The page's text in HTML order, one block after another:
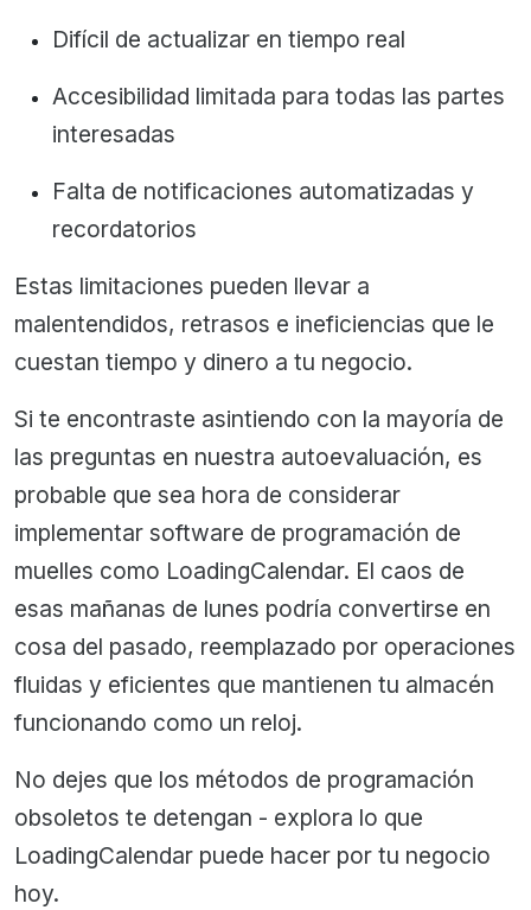
Difícil de actualizar en tiempo real
Accesibilidad limitada para todas las partes
interesadas
Falta de notificaciones automatizadas y
recordatorios
Estas limitaciones pueden llevar a
malentendidos, retrasos e ineficiencias que le
cuestan tiempo y dinero a tu negocio.
Si te encontraste asintiendo con la mayoría de
las preguntas en nuestra autoevaluación, es
probable que sea hora de considerar
implementar software de programación de
muelles como LoadingCalendar. El caos de
esas mañanas de lunes podría convertirse en
cosa del pasado, reemplazado por operaciones
fluidas y eficientes que mantienen tu almacén
funcionando como un reloj.
No dejes que los métodos de programación
obsoletos te detengan - explora lo que
LoadingCalendar puede hacer por tu negocio
hoy.